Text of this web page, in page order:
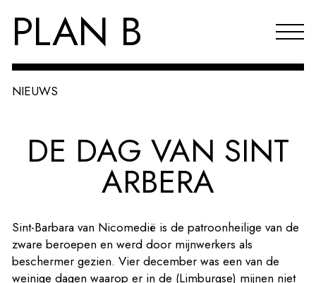
PLAN B
Agenda
Reflecties & publicaties
Index
EN
NIEUWS
DE DAG VAN SINT
ARBERA
Sint-Barbara van Nicomedië is de patroonheilige van de
zware beroepen en werd door mijnwerkers als
beschermer gezien. Vier december was een van de
weinige dagen waarop er in de (Limburgse) mijnen niet